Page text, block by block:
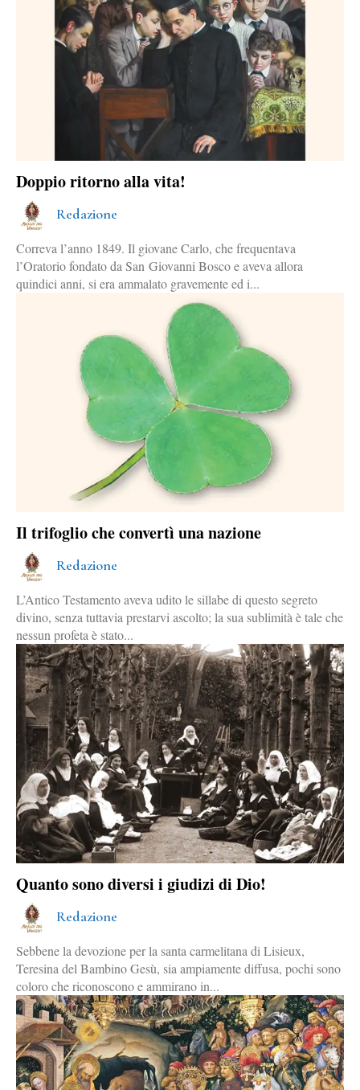
Doppio ritorno alla vita!
Redazione
Correva l’anno 1849. Il giovane Carlo, che frequentava
l’Oratorio fondato da San Giovanni Bosco e aveva allora
quindici anni, si era ammalato gravemente ed i...
Il trifoglio che convertì una nazione
Redazione
L’Antico Testamento aveva udito le sillabe di questo segreto
divino, senza tuttavia prestarvi ascolto; la sua sublimità è tale che
nessun profeta è stato...
Quanto sono diversi i giudizi di Dio!
Redazione
Sebbene la devozione per la santa carmelitana di Lisieux,
Teresina del Bambino Gesù, sia ampiamente diffusa, pochi sono
coloro che riconoscono e ammirano in...